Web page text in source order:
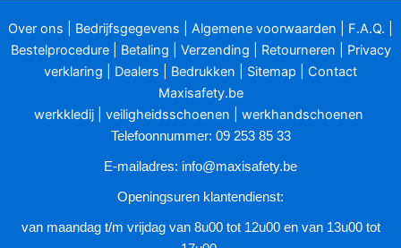
Over ons Bedrijfsgegevens Algemene voorwaarden F.A.Q.
Bestelprocedure| Betaling Verzending Retourneren
Privacy
verklaring
Dealers Bedrukken Sitemap
Contact
Maxisafety.be
werkkledij
veiligheidsschoenen werkhandschoenen
Telefoonnummer: 09 253 85 33
E-mailadres: info@maxisafety.be
Openingsuren klantendienst:
van maandag t/m vrijdag van 8u00 tot 12u00 en van 13u00 tot